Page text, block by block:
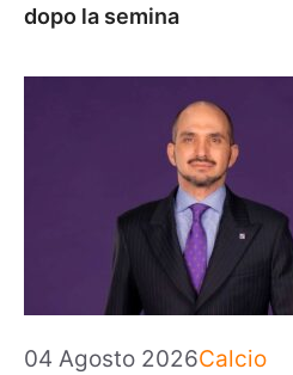
dopo la semina
04 Agosto 2026Categorie
Calcio